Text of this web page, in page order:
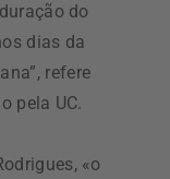
do
dias da
refere
pela UC.
«o